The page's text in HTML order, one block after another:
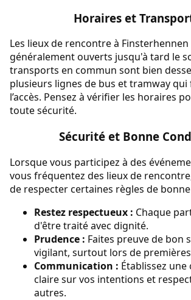
Horaires et
Les lieux de rencontre à
généralement ouverts jusqu'à tard le
transports en commun sont bien
plusieurs lignes de bus et tramway
l’accès. Pensez à vérifier les horaires
toute sécurité.
Sécurité et Bonne
Lorsque vous participez à des
vous fréquentez des lieux de
de respecter certaines règles de
Restez respectueux : Chaque
d'être traité avec dignité.
Prudence : Faites preuve de bon
vigilant, surtout lors de
Communication : Établissez
claire sur vos intentions et
autres.